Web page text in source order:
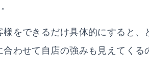
をできるだけ具体的にすると、
わせて自店の強みも見えてくる